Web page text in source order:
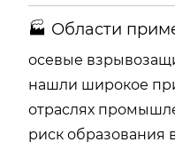
🏭 Области
осевые
нашли широкое
отраслях
риск образования